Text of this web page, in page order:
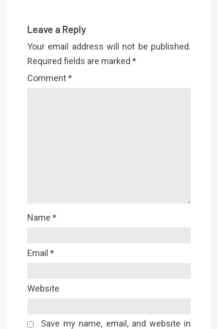
Leave a Reply
Your email address will not be published.
Required fields are marked *
Comment*
Name *
Email *
Website
Save my name, email, and website in